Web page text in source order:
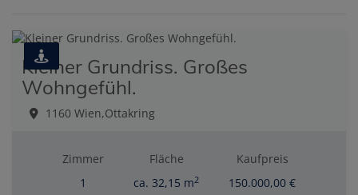
Kleiner Grundriss. Großes
Wohngefühl.
1160 Wien,Ottakring
Zimmer
1
Fläche
ca. 32,15 m2
Kaufpreis
150.000,00 €